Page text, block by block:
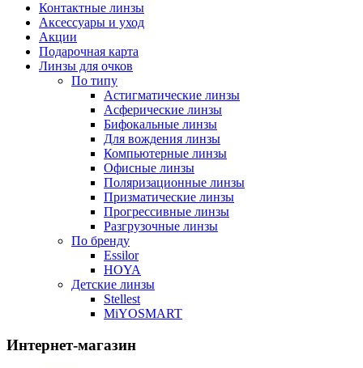
Контактные линзы
Аксессуары и уход
Акции
Подарочная карта
Линзы для очков
По типу
Астигматические линзы
Асферические линзы
Бифокальные линзы
Для вождения линзы
Компьютерные линзы
Офисные линзы
Поляризационные линзы
Призматические линзы
Прогрессивные линзы
Разгрузочные линзы
По бренду
Essilor
HOYA
Детские линзы
Stellest
MiYOSMART
Интернет-магазин